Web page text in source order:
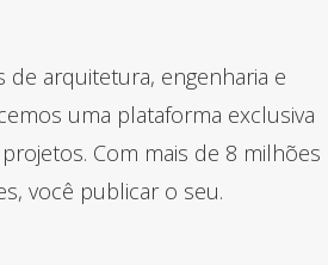
de arquitetura, engenharia e
uma plataforma exclusiva
Com mais de 8 milhões
você publicar o seu.